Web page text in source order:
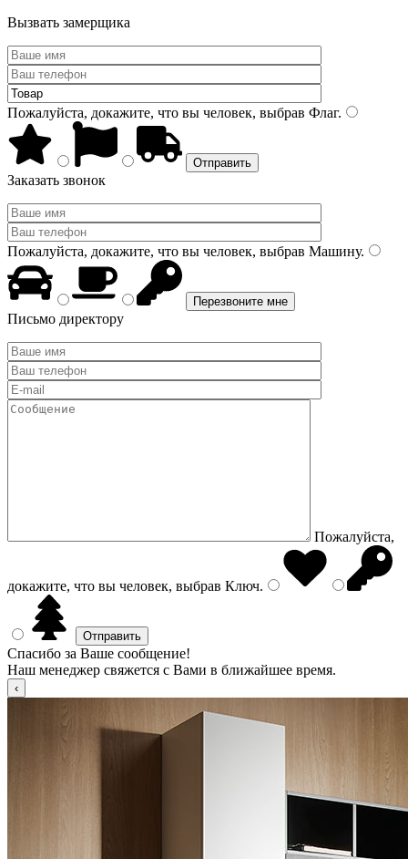
Вызвать замерщика
Пожалуйста, докажите, что вы человек, выбрав Флаг.
Заказать звонок
Пожалуйста, докажите, что вы человек, выбрав Машину.
Письмо директору
Пожалуйста,
докажите, что вы человек, выбрав Ключ.
Спасибо за Ваше сообщение!
Наш менеджер свяжется с Вами в ближайшее время.